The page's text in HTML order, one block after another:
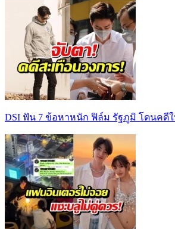
DSI ฟัน 7 ข้อหาหนัก ฟิล์ม รัฐภูมิ โดนคดี